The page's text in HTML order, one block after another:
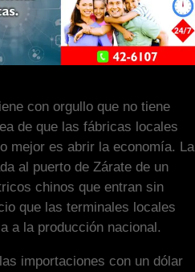
con orgullo que no tiene
de que las fábricas locales
mejor es abrir la economía. La
al puerto de Zárate de un
chinos que entran sin
que las terminales locales
a la producción nacional.
importaciones con un dólar